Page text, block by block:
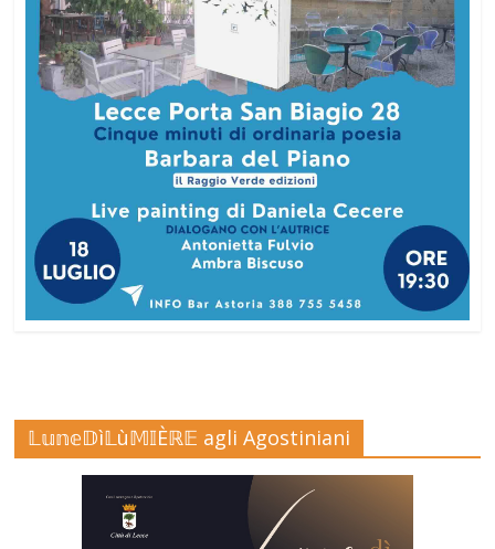
𝕃𝕦𝕟𝕖𝔻ì𝕃ù𝕄𝕀Èℝ𝔼 agli Agostiniani